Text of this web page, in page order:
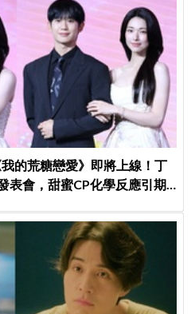
的荒糖戀愛》即將上線！丁
表會，甜蜜CP化學反應引期